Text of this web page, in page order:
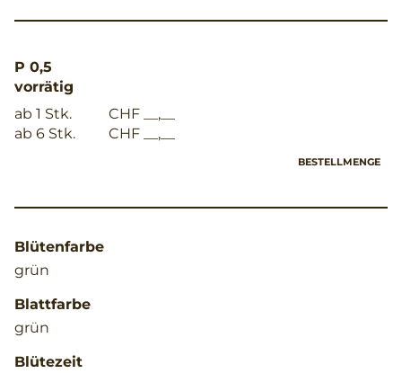
P 0,5
vorrätig
ab 1 Stk.
CHF __,__
ab 6 Stk.
CHF __,__
BESTELLMENGE
Blütenfarbe
grün
Blattfarbe
grün
Blütezeit